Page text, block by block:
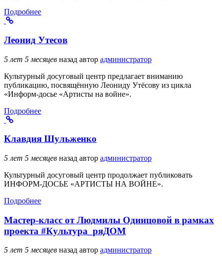
Подробнее
Леонид Утесов
5 лет 5 месяцев назад автор администратор
Культурный досуговый центр предлагает вниманию
публикацию, посвящённую Леониду Утёсову из цикла
«Информ-досье «Артисты на войне».
Подробнее
Клавдия Шульженко
5 лет 5 месяцев назад автор администратор
Культурный досуговый центр продолжает публиковать
ИНФОРМ-ДОСЬЕ «АРТИСТЫ НА ВОЙНЕ».
Подробнее
Мастер-класс от Людмилы Одинцовой в рамках
проекта #Культура_ряДОМ
5 лет 5 месяцев назад автор администратор